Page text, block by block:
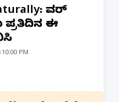
ಲಿವರ್
ಪ್ರತಿದಿನ ಈ
PM